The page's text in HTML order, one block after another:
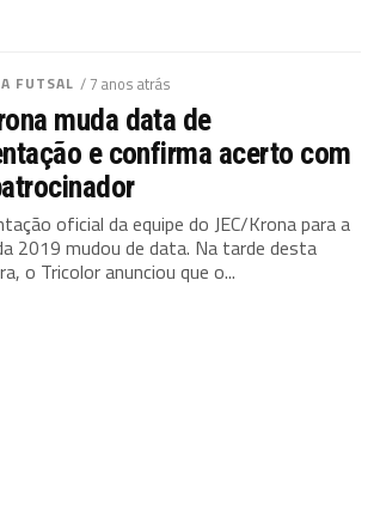
FUTSAL / 7 anos atrás
muda data de
e confirma acerto com
oficial da equipe do JEC/Krona para a
2019 mudou de data. Na tarde desta
o Tricolor anunciou que o...